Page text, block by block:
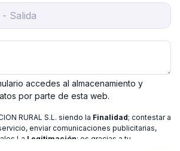
accedes al almacenamiento y
por parte de esta web.
RURAL S.L. siendo la Finalidad; contestar a
enviar comunicaciones publicitarias,
La Legitimación; es gracias a tu